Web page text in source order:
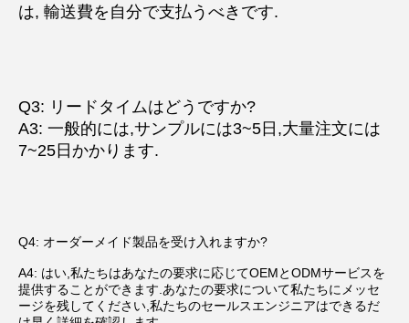
は, 輸送費を自分で支払うべきです.
Q3: リードタイムはどうですか?
A3: 一般的には,サンプルには3~5日,大量注文には
7~25日かかります.
Q4: オーダーメイド製品を受け入れますか?
A4: はい,私たちはあなたの要求に応じてOEMとODMサービスを
提供することができます.あなたの要求について私たちにメッセ
ージを残してください,私たちのセールスエンジニアはできるだ